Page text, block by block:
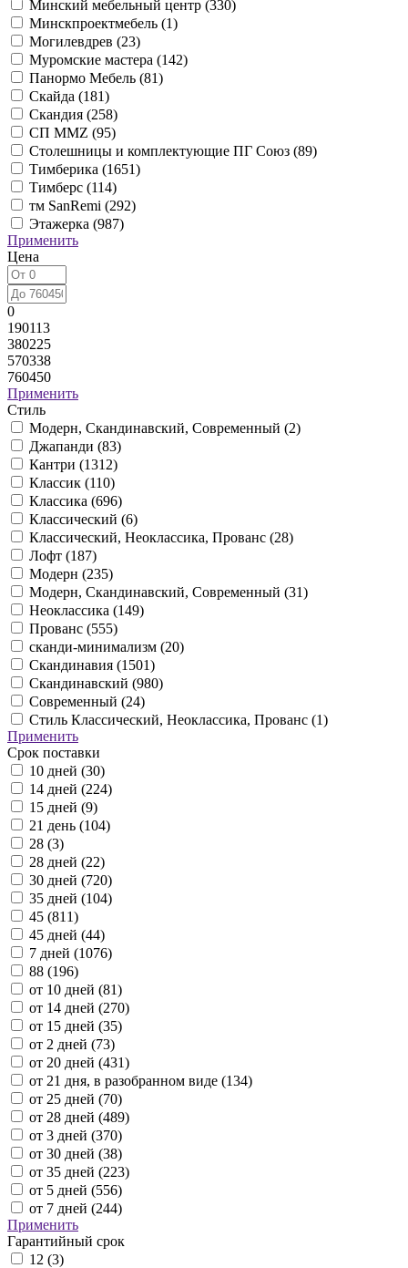
Минский мебельный центр (330)
Минскпроектмебель (1)
Могилевдрев (23)
Муромские мастера (142)
Панормо Мебель (81)
Скайда (181)
Скандия (258)
СП ММZ (95)
Столешницы и комплектующие ПГ Союз (89)
Тимберика (1651)
Тимберс (114)
тм SanRemi (292)
Этажерка (987)
Применить
Цена
0
190113
380225
570338
760450
Применить
Стиль
Модерн, Скандинавский, Современный (2)
Джапанди (83)
Кантри (1312)
Классик (110)
Классика (696)
Классический (6)
Классический, Неоклассика, Прованс (28)
Лофт (187)
Модерн (235)
Модерн, Скандинавский, Современный (31)
Неоклассика (149)
Прованс (555)
сканди-минимализм (20)
Скандинавия (1501)
Скандинавский (980)
Современный (24)
Стиль Классический, Неоклассика, Прованс (1)
Применить
Срок поставки
10 дней (30)
14 дней (224)
15 дней (9)
21 день (104)
28 (3)
28 дней (22)
30 дней (720)
35 дней (104)
45 (811)
45 дней (44)
7 дней (1076)
88 (196)
от 10 дней (81)
от 14 дней (270)
от 15 дней (35)
от 2 дней (73)
от 20 дней (431)
от 21 дня, в разобранном виде (134)
от 25 дней (70)
от 28 дней (489)
от 3 дней (370)
от 30 дней (38)
от 35 дней (223)
от 5 дней (556)
от 7 дней (244)
Применить
Гарантийный срок
12 (3)